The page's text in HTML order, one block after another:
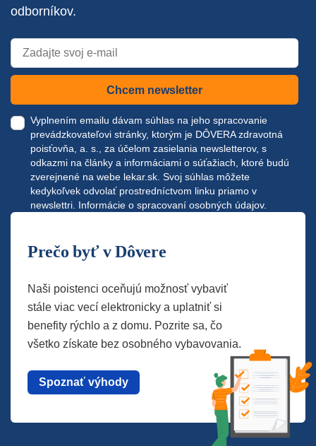
odborníkov.
Chcem newsletter
Vyplnením emailu dávam súhlas na jeho spracovanie
prevádzkovateľovi stránky, ktorým je DÔVERA zdravotná
poisťovňa, a. s., za účelom zasielania newsletterov, s
odkazmi na články a informáciami o súťažiach, ktoré budú
zverejnené na webe lekar.sk. Svoj súhlas môžete
kedykoľvek odvolať prostredníctvom linku priamo v
newslettri. Informácie o spracovaní osobných údajov.
Prečo byť v Dôvere
Naši poistenci oceňujú možnosť vybaviť
stále viac vecí elektronicky a uplatniť si
benefity rýchlo a z domu. Pozrite sa, čo
všetko získate bez osobného vybavovania.
Spoznať výhody